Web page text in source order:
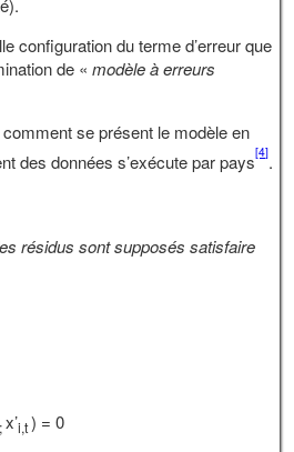
configuration du terme d’erreur que
de «modèle à erreurs
se présent le modèle en
des données s’exécute par pays[4].
résidus sont supposés satisfaire
x’i,t) = 0